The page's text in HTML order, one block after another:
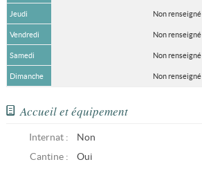
Jeudi Non renseigné
Vendredi Non renseigné
Samedi Non renseigné
Dimanche Non renseigné
Accueil et équipement
Internat :
Non
Cantine :
Oui